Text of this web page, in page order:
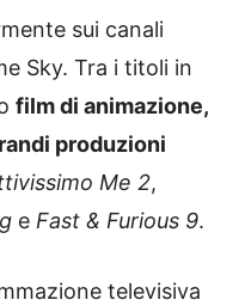
sui canali
Sky. Tra i titoli in
film di animazione,
produzioni
Me 2,
e Fast & Furious 9.
televisiva